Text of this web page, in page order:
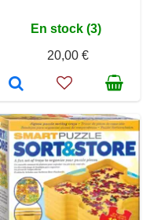
En stock (3)
20,00 €